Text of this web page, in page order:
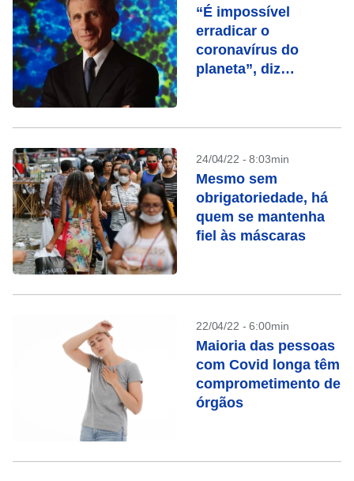
“É impossível
erradicar o
coronavírus do
planeta”, diz
24/04/22 - 8:03min
Mesmo sem
obrigatoriedade, há
quem se mantenha
fiel às máscaras
22/04/22 - 6:00min
Maioria das pessoas
com Covid longa têm
comprometimento de
órgãos